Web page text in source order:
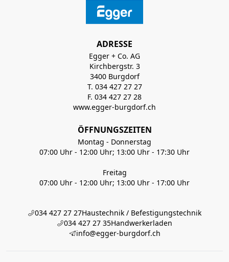
ADRESSE
Egger + Co. AG
Kirchbergstr. 3
3400 Burgdorf
T. 034 427 27 27
F. 034 427 27 28
www.egger-burgdorf.ch
ÖFFNUNGSZEITEN
Montag - Donnerstag
07:00 Uhr - 12:00 Uhr; 13:00 Uhr - 17:30 Uhr
Freitag
07:00 Uhr - 12:00 Uhr; 13:00 Uhr - 17:00 Uhr
034 427 27 27Haustechnik / Befestigungstechnik
034 427 27 35Handwerkerladen
info@egger-burgdorf.ch